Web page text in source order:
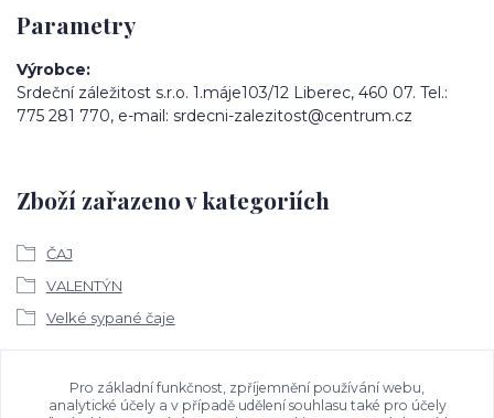
Parametry
Výrobce
Srdeční záležitost s.r.o. 1.máje103/12 Liberec, 460 07. Tel.:
775 281 770, e-mail: srdecni-zalezitost@centrum.cz
Zboží zařazeno v kategoriích
ČAJ
VALENTÝN
Velké sypané čaje
Ke stažení
Pro základní funkčnost, zpříjemnění používání webu,
analytické účely a v případě udělení souhlasu také pro účely